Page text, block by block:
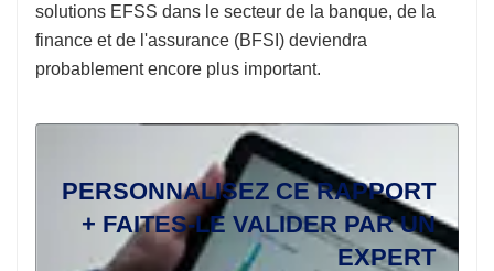
solutions EFSS dans le secteur de la banque, de la
finance et de l'assurance (BFSI) deviendra
probablement encore plus important.
PERSONNALISEZ CE RAPPORT
+ FAITES-LE VALIDER PAR UN
EXPERT